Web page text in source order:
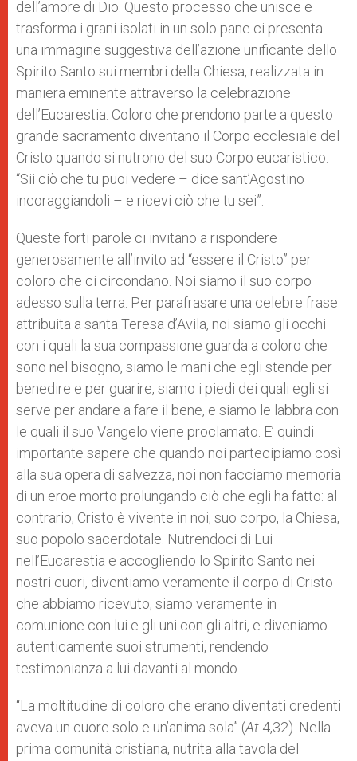
dell’amore di Dio. Questo processo che unisce e
trasforma i grani isolati in un solo pane ci presenta
una immagine suggestiva dell’azione unificante dello
Spirito Santo sui membri della Chiesa, realizzata in
maniera eminente attraverso la celebrazione
dell’Eucarestia. Coloro che prendono parte a questo
grande sacramento diventano il Corpo ecclesiale del
Cristo quando si nutrono del suo Corpo eucaristico.
“Sii ciò che tu puoi vedere – dice sant’Agostino
incoraggiandoli – e ricevi ciò che tu sei”.
Queste forti parole ci invitano a rispondere
generosamente all’invito ad “essere il Cristo” per
coloro che ci circondano. Noi siamo il suo corpo
adesso sulla terra. Per parafrasare una celebre frase
attribuita a santa Teresa d’Avila, noi siamo gli occhi
con i quali la sua compassione guarda a coloro che
sono nel bisogno, siamo le mani che egli stende per
benedire e per guarire, siamo i piedi dei quali egli si
serve per andare a fare il bene, e siamo le labbra con
le quali il suo Vangelo viene proclamato. E’ quindi
importante sapere che quando noi partecipiamo così
alla sua opera di salvezza, noi non facciamo memoria
di un eroe morto prolungando ciò che egli ha fatto: al
contrario, Cristo è vivente in noi, suo corpo, la Chiesa,
suo popolo sacerdotale. Nutrendoci di Lui
nell’Eucarestia e accogliendo lo Spirito Santo nei
nostri cuori, diventiamo veramente il corpo di Cristo
che abbiamo ricevuto, siamo veramente in
comunione con lui e gli uni con gli altri, e diveniamo
autenticamente suoi strumenti, rendendo
testimonianza a lui davanti al mondo.
“La moltitudine di coloro che erano diventati credenti
aveva un cuore solo e un’anima sola” (At 4,32). Nella
prima comunità cristiana, nutrita alla tavola del